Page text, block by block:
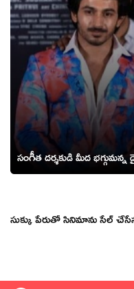
సంగీత దర్శకుడి మీద భగ్గుమన్న
సుక్కు పేరుతో సినిమాను సేల్